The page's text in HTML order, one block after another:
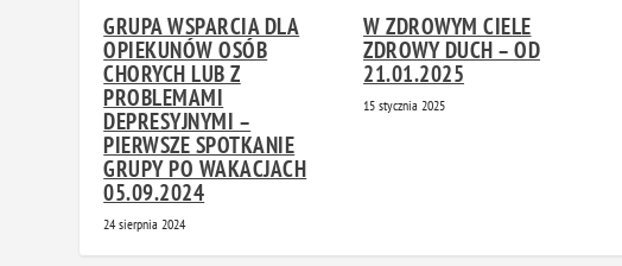
GRUPA WSPARCIA DLA
OPIEKUNÓW OSÓB
CHORYCH LUB Z
PROBLEMAMI
DEPRESYJNYMI –
PIERWSZE SPOTKANIE
GRUPY PO WAKACJACH
05.09.2024
24 sierpnia 2024
W ZDROWYM CIELE
ZDROWY DUCH – OD
21.01.2025
15 stycznia 2025